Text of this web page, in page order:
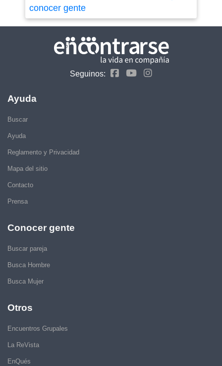
conocer gente
Seguinos:
Ayuda
Buscar
Ayuda
Reglamento y Privacidad
Mapa del sitio
Contacto
Prensa
Conocer gente
Buscar pareja
Busca Hombre
Busca Mujer
Otros
Encuentros Grupales
La ReVista
EnQués